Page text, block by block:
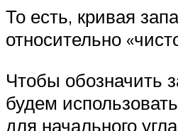
То есть, кривая
относительно
Чтобы обозначить
будем
для начального